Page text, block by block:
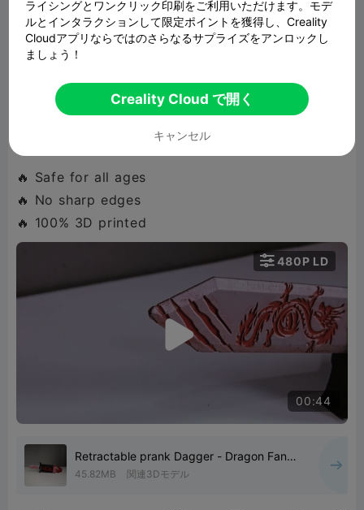
Engraved with 龙牙觉醒 (Dragon Fang Awakens)
and finished with a bold raised dragon, this fully
3D printed design blends fantasy with smart
mechanics.
🔥 Safe for all ages
🔥 No sharp edges
🔥 100% 3D printed
00:44

480P LD
Retractable prank Dagger - Dragon Fang
(龙牙)
45.82MB 関連3Dモデル
ライシングとワンクリック印刷をご利用いただけます。モデ
ルとインタラクションして限定ポイントを獲得し、Creality
Cloudアプリならではのさらなるサプライズをアンロックし
ましょう！
Creality Cloud で開く
キャンセル